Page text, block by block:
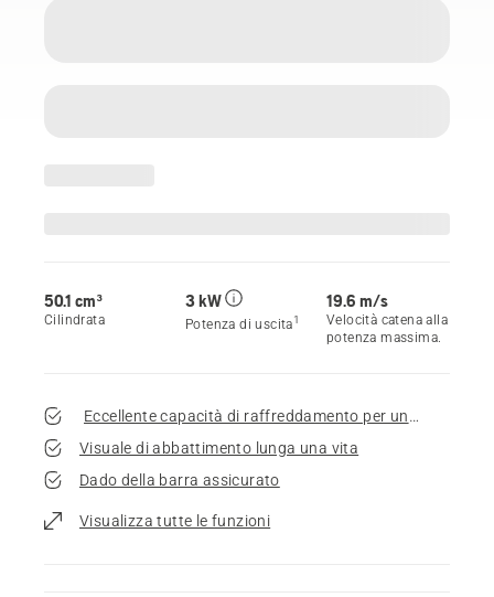
50.1 cm³
Cilindrata
3 kW
Potenza di uscita1
19.6 m/s
Velocità catena alla
potenza massima.
Eccellente capacità di raffreddamento per una vita
Visuale di abbattimento lunga una vita
Dado della barra assicurato
Visualizza tutte le funzioni